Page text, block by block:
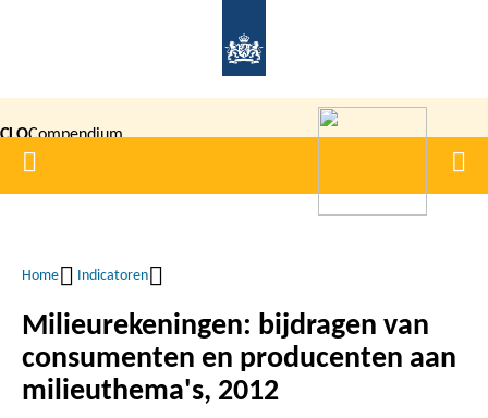
inhoud
gaan
CLOCompendium
voor de
Home
Kruimelpad
Home Indicatoren
Milieurekeningen: bijdragen van
consumenten en producenten aan
milieuthema's, 2012